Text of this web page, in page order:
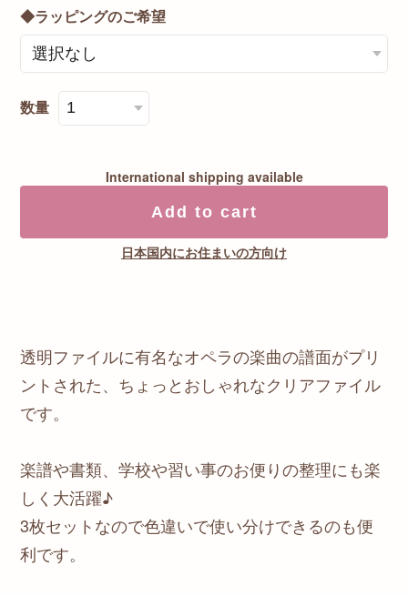
◆ラッピングのご希望
数量
International shipping available
Add to cart
日本国内にお住まいの方向け
透明ファイルに有名なオペラの楽曲の譜面がプリ
ントされた、ちょっとおしゃれなクリアファイル
です。
楽譜や書類、学校や習い事のお便りの整理にも楽
しく大活躍♪
3枚セットなので色違いで使い分けできるのも便
利です。